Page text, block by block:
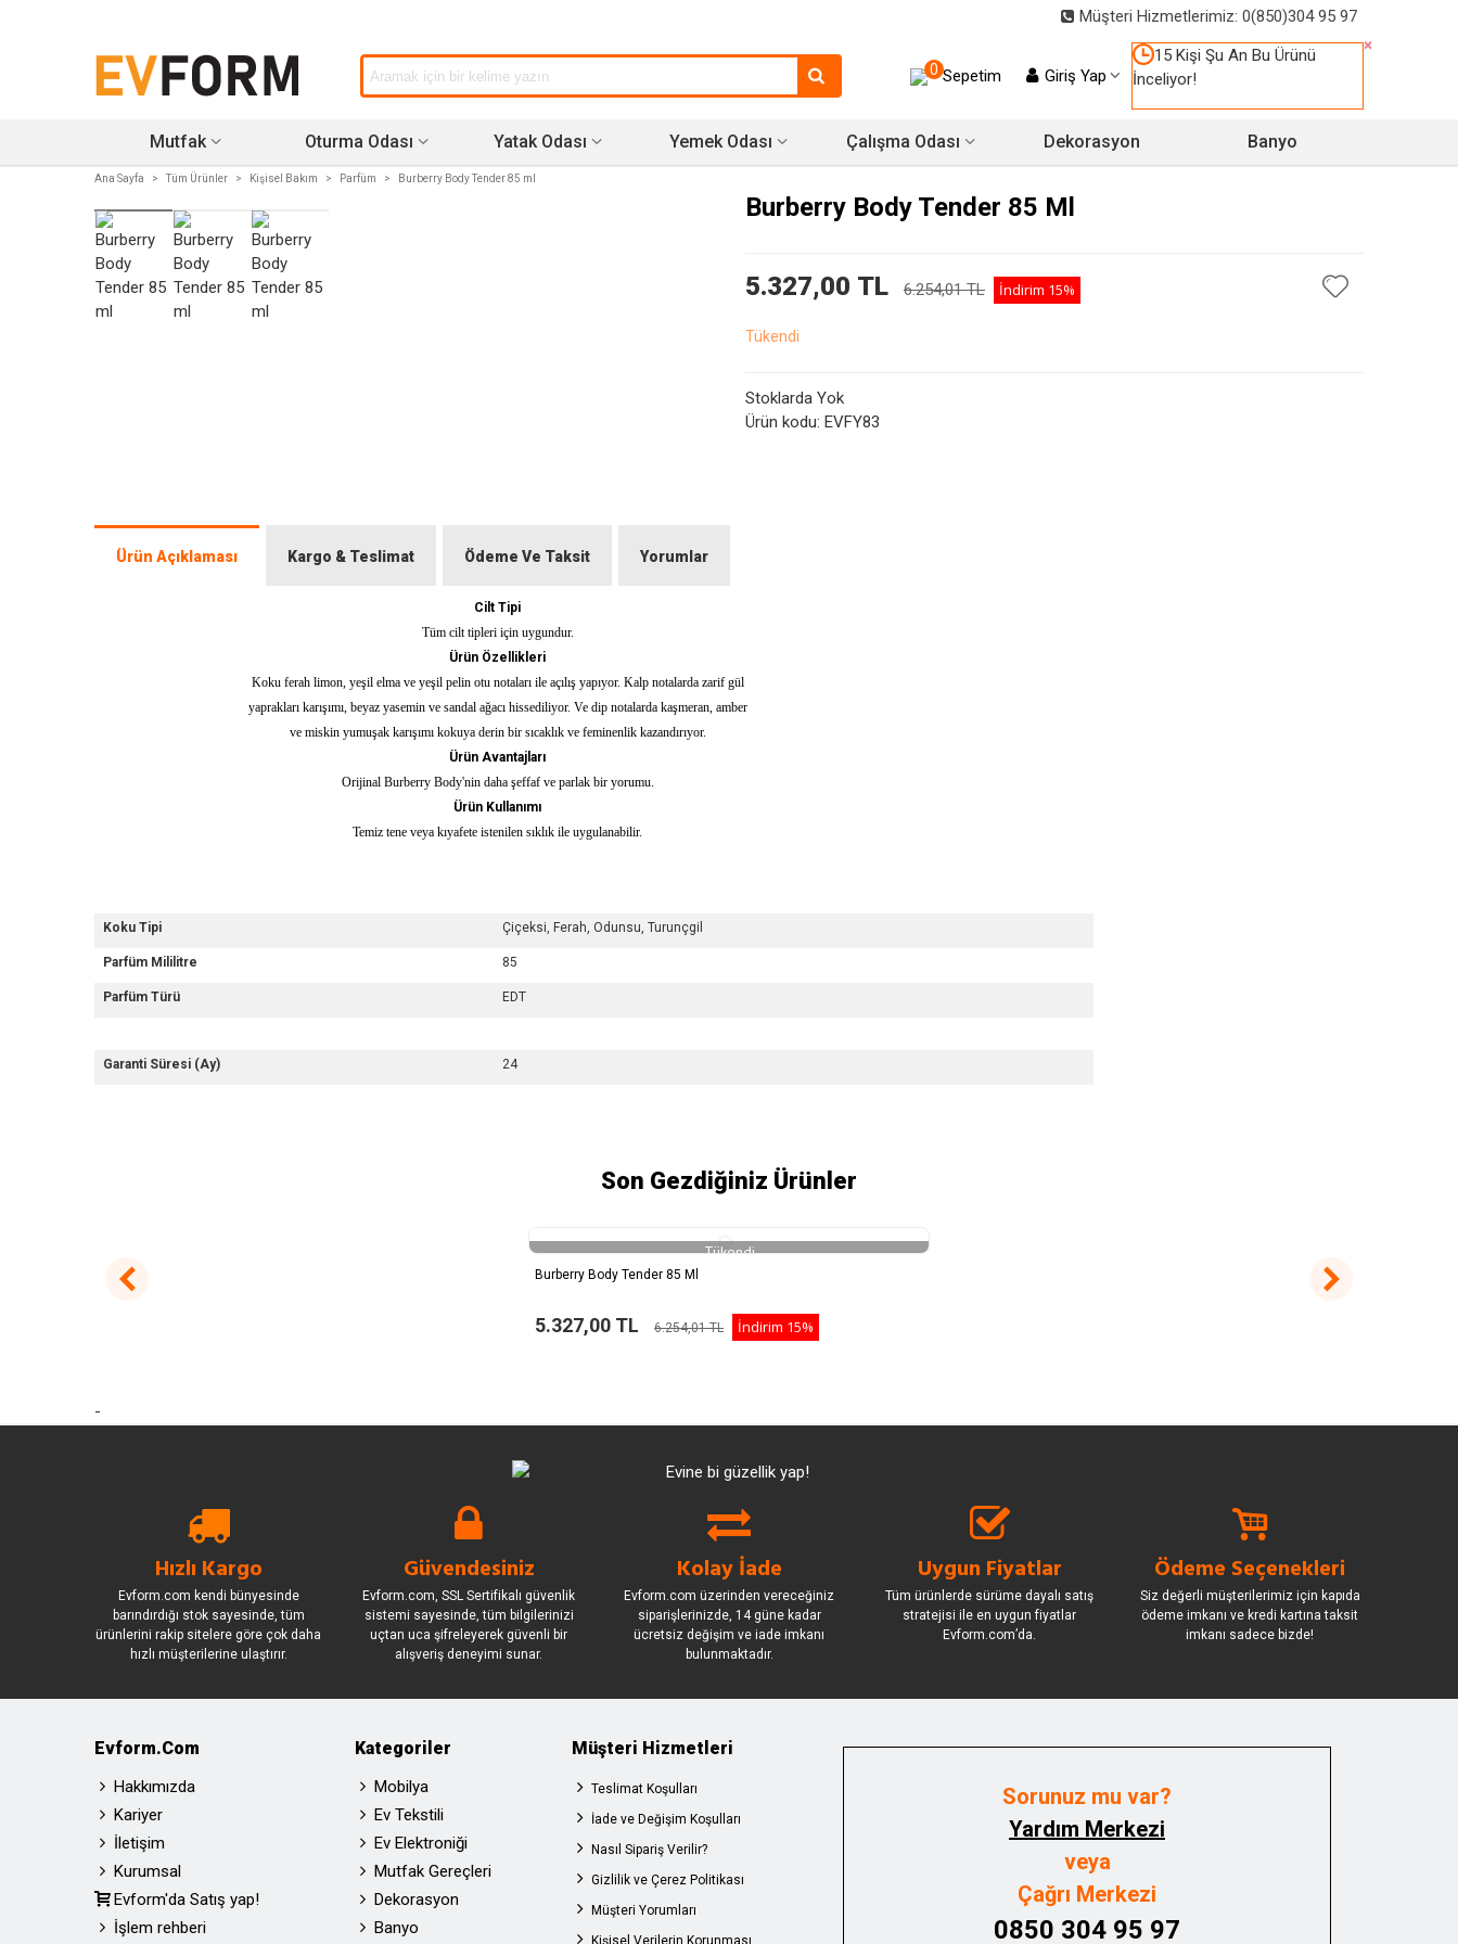
Müşteri Hizmetlerimiz: 0(850)304 95 97
0 Sepetim Giriş Yap
×
15 Kişi Şu An Bu Ürünü
İnceliyor!
Mutfak Oturma Odası Yatak Odası Yemek Odası Çalışma Odası Dekorasyon Banyo
Ana Sayfa > Tüm Ürünler > Kişisel Bakım > Parfüm > Burberry Body Tender 85 ml
Burberry Body Tender 85 Ml
5.327,00 TL 6.254,01 TL İndirim 15%
Tükendi
Stoklarda Yok
Ürün kodu: EVFY83
Ürün Açıklaması Kargo & Teslimat Ödeme Ve Taksit Yorumlar
Cilt Tipi
Tüm cilt tipleri için uygundur.
Ürün Özellikleri
Koku ferah limon, yeşil elma ve yeşil pelin otu notaları ile açılış yapıyor. Kalp notalarda zarif gül
yaprakları karışımı, beyaz yasemin ve sandal ağacı hissediliyor. Ve dip notalarda kaşmeran, amber
ve miskin yumuşak karışımı kokuya derin bir sıcaklık ve feminenlik kazandırıyor.
Ürün Avantajları
Orijinal Burberry Body'nin daha şeffaf ve parlak bir yorumu.
Ürün Kullanımı
Temiz tene veya kıyafete istenilen sıklık ile uygulanabilir.
Koku Tipi Çiçeksi, Ferah, Odunsu, Turunçgil
Parfüm Mililitre 85
Parfüm Türü EDT
Garanti Süresi (Ay) 24
Son Gezdiğiniz Ürünler
Tükendi
Burberry Body Tender 85 Ml
5.327,00 TL 6.254,01 TL İndirim 15%
-
Hızlı Kargo
Evform.com kendi bünyesinde
barındırdığı stok sayesinde, tüm
ürünlerini rakip sitelere göre çok daha
hızlı müşterilerine ulaştırır.
Güvendesiniz
Evform.com, SSL Sertifikalı güvenlik
sistemi sayesinde, tüm bilgilerinizi
uçtan uca şifreleyerek güvenli bir
alışveriş deneyimi sunar.
Kolay İade
Evform.com üzerinden vereceğiniz
siparişlerinizde, 14 güne kadar
ücretsiz değişim ve iade imkanı
bulunmaktadır.
Uygun Fiyatlar
Tüm ürünlerde sürüme dayalı satış
stratejisi ile en uygun fiyatlar
Evform.com’da.
Ödeme Seçenekleri
Siz değerli müşterilerimiz için kapıda
ödeme imkanı ve kredi kartına taksit
imkanı sadece bizde!
Evform.com
Hakkımızda
Kariyer
İletişim
Kurumsal
Evform'da Satış yap!
İşlem rehberi
Kategoriler
Mobilya
Ev Tekstili
Ev Elektroniği
Mutfak Gereçleri
Dekorasyon
Banyo
Müşteri Hizmetleri
Teslimat Koşulları
İade ve Değişim Koşulları
Nasıl Sipariş Verilir?
Gizlilik ve Çerez Politikası
Müşteri Yorumları
Kişisel Verilerin Korunması
Sorunuz mu var?
Yardım Merkezi
veya
Çağrı Merkezi
0850 304 95 97